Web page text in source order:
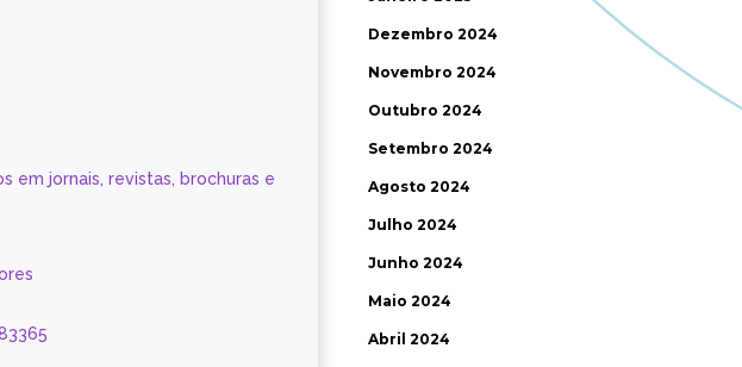
em jornais, revistas, brochuras e
Dezembro 2024
Novembro 2024
Outubro 2024
Setembro 2024
Agosto 2024
Julho 2024
Junho 2024
Maio 2024
Abril 2024